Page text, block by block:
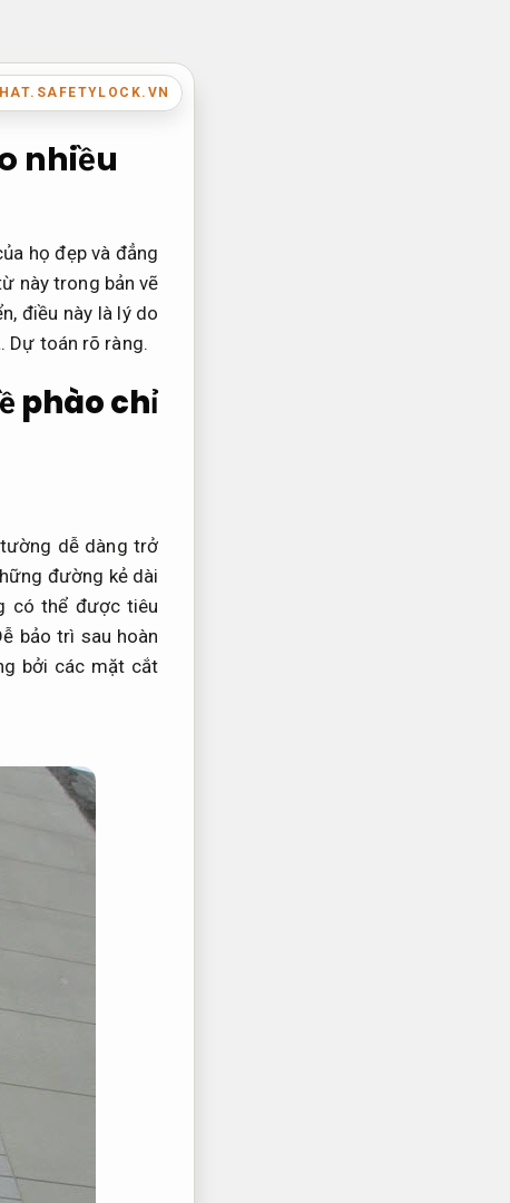
nhiều
họ đẹp và đẳng
này trong bản vẽ
điều này là lý do
Dự toán rõ ràng.
phào chỉ
dễ dàng trở
đường kẻ dài
có thể được tiêu
bảo trì sau hoàn
bởi các mặt cắt